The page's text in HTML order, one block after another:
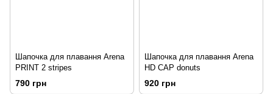
Шапочка для плавання Arena
PRINT 2 stripes
790 грн
Шапочка для плавання Arena
HD CAP donuts
920 грн